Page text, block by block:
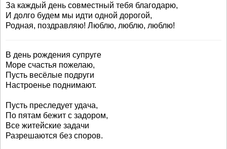
За каждый день совместный тебя благодарю,
И долго будем мы идти одной дорогой,
Родная, поздравляю! Люблю, люблю, люблю!
В день рождения супруге
Море счастья пожелаю,
Пусть весёлые подруги
Настроенье поднимают.
Пусть преследует удача,
По пятам бежит с задором,
Все житейские задачи
Разрешаются без споров.